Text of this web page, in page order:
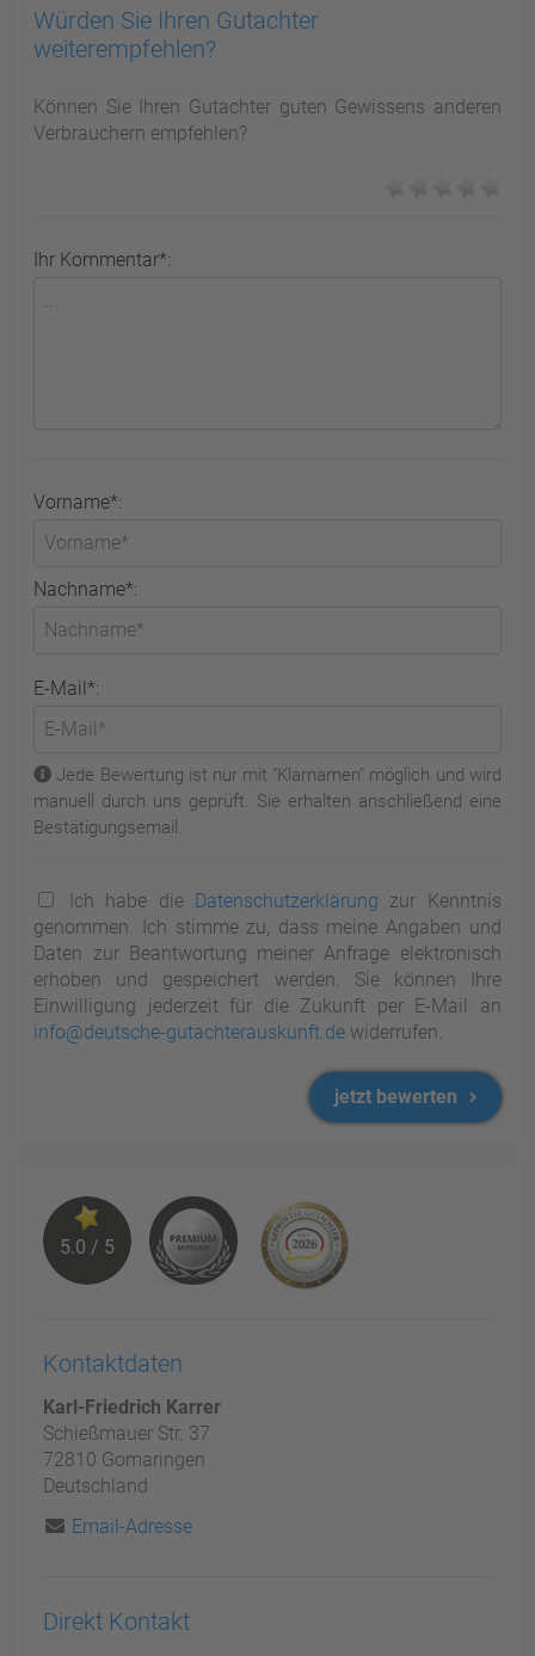
Würden Sie Ihren Gutachter
weiterempfehlen?
Können Sie Ihren Gutachter guten Gewissens anderen
Verbrauchern empfehlen?
Ihr Kommentar*:
Vorname*:
Nachname*:
E-Mail*:
Jede Bewertung ist nur mit "Klarnamen" möglich und wird
manuell durch uns geprüft. Sie erhalten anschließend eine
Bestätigungsemail.
Ich habe die Datenschutzerklärung zur Kenntnis
genommen. Ich stimme zu, dass meine Angaben und
Daten zur Beantwortung meiner Anfrage elektronisch
erhoben und gespeichert werden. Sie können Ihre
Einwilligung jederzeit für die Zukunft per E-Mail an
info@deutsche-gutachterauskunft.de widerrufen.
jetzt bewerten
5.0 / 5
Kontaktdaten
Karl-Friedrich Karrer
Schießmauer Str. 37
72810 Gomaringen
Deutschland
Email-Adresse
Direkt Kontakt